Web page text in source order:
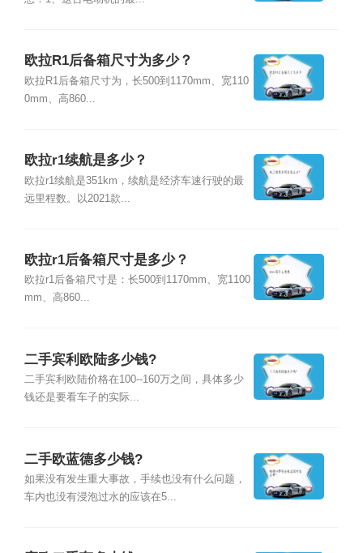
欧拉R1后备箱尺寸为多少？
欧拉R1后备箱尺寸为，长500到1170mm、宽110
0mm、高860...
欧拉r1续航是多少？
欧拉r1续航是351km，续航是经济车速行驶的最
远里程数。以2021款...
欧拉r1后备箱尺寸是多少？
欧拉r1后备箱尺寸是：长500到1170mm、宽1100
mm、高860...
二手宾利欧陆多少钱?
二手宾利欧陆价格在100--160万之间，具体多少
钱还是要看车子的实际...
二手欧蓝德多少钱?
如果没有发生重大事故，手续也没有什么问题，
车内也没有浸泡过水的应该在5...